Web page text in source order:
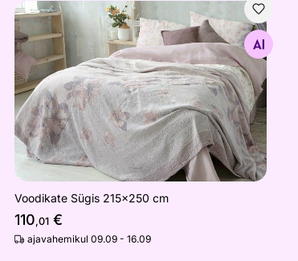
Voodikate Sügis 215x250 cm
Otsi sarnaseid
Voodikate Sügis 215x250 cm
110,01 €
ajavahemikul 09.09 - 16.09